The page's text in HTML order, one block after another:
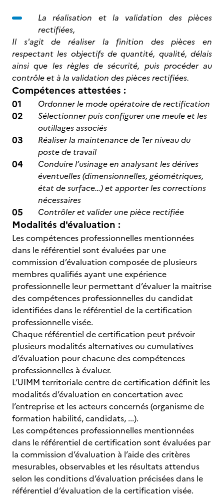
La réalisation et la validation des pièces
rectifiées,
Il s'agit de réaliser la finition des pièces en
respectant les objectifs de quantité, qualité, délais
ainsi que les règles de sécurité, puis procéder au
contrôle et à la validation des pièces rectifiées.
Compétences attestées :
Ordonner le mode opératoire de rectification
Sélectionner puis configurer une meule et les
outillages associés
Réaliser la maintenance de 1er niveau du
poste de travail
Conduire l’usinage en analysant les dérives
éventuelles (dimensionnelles, géométriques,
état de surface…) et apporter les corrections
nécessaires
Contrôler et valider une pièce rectifiée
Modalités d'évaluation :
Les compétences professionnelles mentionnées
dans le référentiel sont évaluées par une
commission d’évaluation composée de plusieurs
membres qualifiés ayant une expérience
professionnelle leur permettant d’évaluer la maitrise
des compétences professionnelles du candidat
identifiées dans le référentiel de la certification
professionnelle visée.
Chaque référentiel de certification peut prévoir
plusieurs modalités alternatives ou cumulatives
d’évaluation pour chacune des compétences
professionnelles à évaluer.
L’UIMM territoriale centre de certification définit les
modalités d’évaluation en concertation avec
l’entreprise et les acteurs concernés (organisme de
formation habilité, candidats, ...).
Les compétences professionnelles mentionnées
dans le référentiel de certification sont évaluées par
la commission d’évaluation à l’aide des critères
mesurables, observables et les résultats attendus
selon les conditions d’évaluation précisées dans le
référentiel d’évaluation de la certification visée.